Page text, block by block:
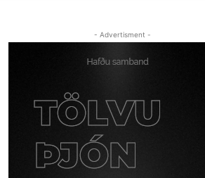
- Advertisment -